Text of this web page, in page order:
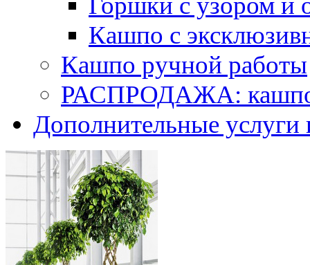
Кашпо с
Кашпо ручной работы
РАСПРОДАЖА: кашпо
Дополнительные услуги